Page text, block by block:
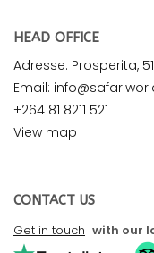
HEAD OFFICE
Adresse: Prosperita,
Email:
+264 81 8211 521
View map
CONTACT US
Get in touch with our